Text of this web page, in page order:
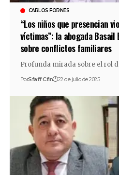
CARLOS FORNES
“Los niños que presencian
víctimas”: la abogada Basail
sobre conflictos familiares
Profunda mirada sobre el rol
PorSfaff Cfin 22 de julio de 2025